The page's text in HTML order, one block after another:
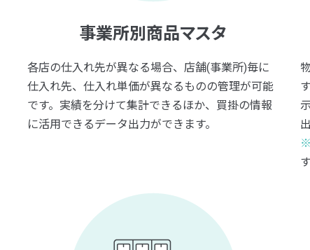
事業所別商品マスタ
各店の仕入れ先が異なる場合、店舗(事業所)毎に
仕入れ先、仕入れ単価が異なるものの管理が可能
です。実績を分けて集計できるほか、買掛の情報
に活用できるデータ出力ができます。